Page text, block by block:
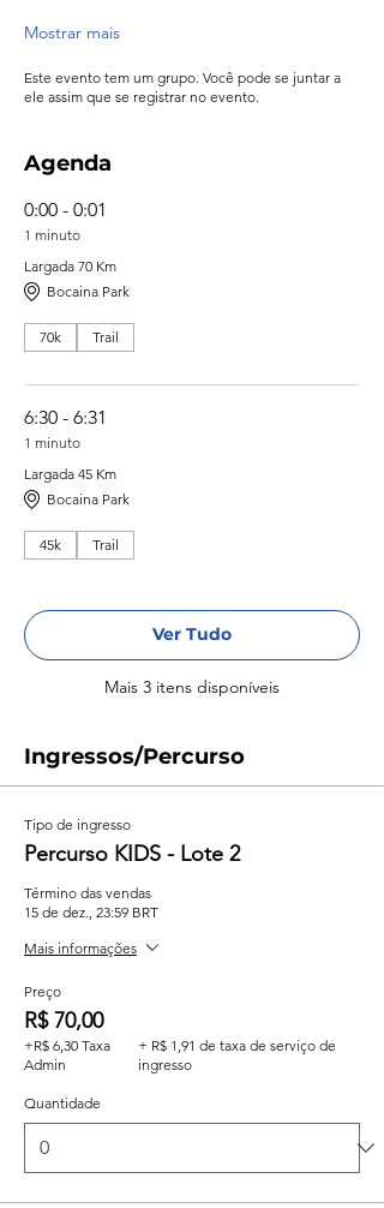
Mostrar mais
Este evento tem um grupo. Você pode se juntar a
ele assim que se registrar no evento.
Agenda
0:00 - 0:01
1 minuto
Largada 70 Km
Bocaina Park
70k Trail
6:30 - 6:31
1 minuto
Largada 45 Km
Bocaina Park
45k Trail
Mais 3 itens disponíveis
Ver Tudo
Ingressos/Percurso
Tipo de ingresso
Percurso KIDS - Lote 2
Término das vendas
15 de dez., 23:59 BRT
Mais informações
Preço
R$ 70,00
+R$ 6,30 Taxa
Admin
+ R$ 1,91 de taxa de serviço de
ingresso
Quantidade